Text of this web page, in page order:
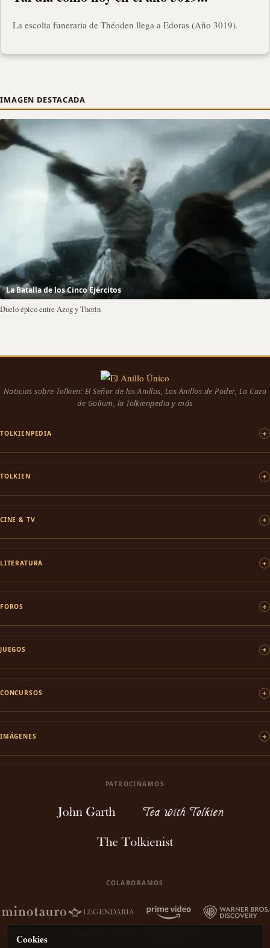
La escolta funeraria de Théoden llega a Edoras (Año 3019).
IMAGEN DESTACADA
La Batalla de los Cinco Ejércitos
Duelo épico entre Azog y Thorin
Noticias sobre Tolkien: El Señor de los Anillos, Los Anillos de Poder, La Caza
de Gollum, la Tolkienpedia y más
TOLKIENPEDIA
TOLKIEN
CINE & TV
LITERATURA
FOROS
JUEGOS
CONCURSOS
IMÁGENES
PATROCINAMOS
COLABORAMOS
Cookies